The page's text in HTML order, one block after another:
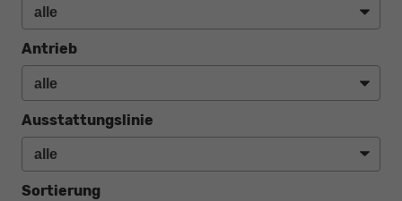
Antrieb
Ausstattungslinie
Sortierung